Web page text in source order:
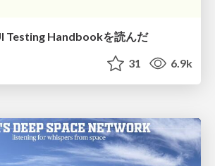
Testing Handbookを読んだ
31 6.9k